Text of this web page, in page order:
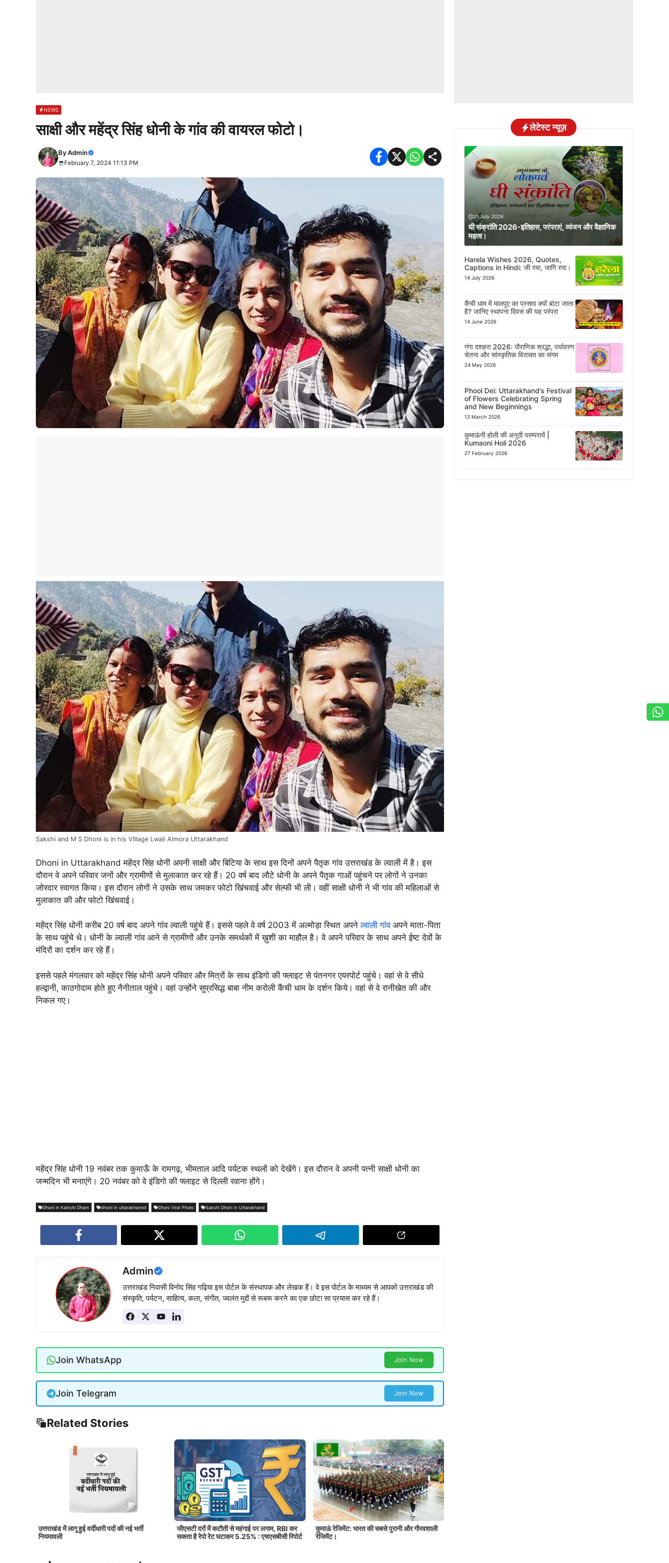
NEWS
साक्षी और महेंद्र सिंह धोनी के गांव की वायरल फोटो।
ByAdmin
February 7, 2024 11:13 PM
Sakshi and M S Dhoni is in his VIllage Lwali Almora Uttarakhand
Dhoni in Uttarakhand महेंद्र सिंह धोनी अपनी साक्षी और बिटिया के साथ इस दिनों अपने पैतृक गांव उत्तराखंड के ल्वाली में है। इस
दौरान वे अपने परिवार जनों और ग्रामीणों से मुलाकात कर रहे हैं। 20 वर्ष बाद लौटे धोनी के अपने पैतृक गाओं पहुंचने पर लोगों ने उनका
जोरदार स्वागत किया। इस दौरान लोगों ने उसके साथ जमकर फोटो खिंचवाई और सेल्फी भी ली। वहीं साक्षी धोनी ने भी गांव की महिलाओं से
मुलाकात की और फोटो खिंचवाई।
महेंद्र सिंह धोनी करीब 20 वर्ष बाद अपने गांव ल्वाली पहुंचे हैं। इससे पहले वे वर्ष 2003 में अल्मोड़ा स्थित अपनेल्वाली गांवअपने माता-पिता
के साथ पहुंचे थे। धोनी के ल्वाली गांव आने से ग्रामीणों और उनके समर्थकों में ख़ुशी का माहौल है। वे अपने परिवार के साथ अपने ईष्ट देवों के
मंदिरों का दर्शन कर रहे हैं।
इससे पहले मंगलवार को महेंद्र सिंह धोनी अपने परिवार और मित्रों के साथ इंडिगो की फ्लाइट से पंतनगर एयरपोर्ट पहुंचे। वहां से वे सीधे
हल्द्वानी, काठगोदाम होते हुए नैनीताल पहुंचे। वहां उन्होंने सुप्रसिद्ध बाबा नीम करोली कैंची धाम के दर्शन किये। वहां से वे रानीखेत की और
निकल गए।
महेंद्र सिंह धोनी 19 नवंबर तक कुमाऊँ के रामगढ़, भीमताल आदि पर्यटक स्थलों को देखेंगे। इस दौरान वे अपनी पत्नी साक्षी धोनी का
जन्मदिन भी मनाएंगे। 20 नवंबर को वे इंडिगो की फ्लाइट से दिल्ली रवाना होंगे।
Dhoni in Kainchi Dham dhoni in uttarakhannd Dhoni Viral Photo Sakshi Dhoni in Uttarakhand
Admin
उत्तराखंड निवासी विनोद सिंह गढ़िया इस पोर्टल के संस्थापक और लेखक हैं। वे इस पोर्टल के माध्यम से आपको उत्तराखंड की
संस्कृति, पर्यटन, साहित्य, कला, संगीत, ज्वलंत मुद्दों से रूबरू करने का एक छोटा सा प्रयास कर रहे हैं।
Join WhatsApp Join Now
Join Telegram Join Now
Related Stories
उत्तराखंड में लागू हुई वर्दीधारी पदों की नई भर्ती
नियमावली
जीएसटी दरों में कटौती से महंगाई पर लगाम, RBI कर
सकता है रेपो रेट घटाकर 5.25% : एचएसबीसी रिपोर्ट
कुमाऊं रेजिमेंट: भारत की सबसे पुरानी और गौरवशाली
रेजिमेंट।
लेटेस्ट न्यूज़
31 July 2026
घी संक्रांति 2026-इतिहास, परंपराएं, व्यंजन और वैज्ञानिक
महत्व।
Harela Wishes 2026, Quotes,
Captions in Hindi: जी रया, जागि रया।
14 July 2026
कैंची धाम में मालपुए का प्रसाद क्यों बांटा जाता
है? जानिए स्थापना दिवस की यह परंपरा
14 June 2026
गंगा दशहरा 2026: पौराणिक श्रद्धा, पर्यावरण
चेतना और सांस्कृतिक विरासत का संगम
24 May 2026
Phool Dei: Uttarakhand’s Festival
of Flowers Celebrating Spring
and New Beginnings
13 March 2026
कुमाऊंनी होली की अनूठी परम्परायें |
Kumaoni Holi 2026
27 February 2026